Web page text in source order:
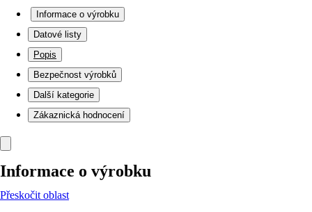
Informace o výrobku
Datové listy
Popis
Bezpečnost výrobků
Další kategorie
Zákaznická hodnocení
Informace o výrobku
Přeskočit oblast